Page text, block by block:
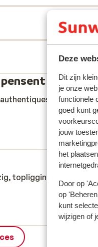
Deze
Dit zijn
je onze
functionele
goed kunt
jouw
het
Door op
op
kunt
wijzigen of
qui
4 avr.
topligging in mooi
topligging in mooi